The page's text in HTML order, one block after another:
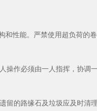
性能。严禁使用超负荷的
操作必须由一人指挥，协调
的路缘石及垃圾应及时清